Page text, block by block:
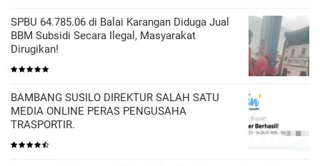
SPBU 64.785.06 di Balai Karangan Diduga Jual
BBM Subsidi Secara Ilegal, Masyarakat
Dirugikan!
BAMBANG SUSILO DIREKTUR SALAH SATU
MEDIA ONLINE PERAS PENGUSAHA
TRASPORTIR.